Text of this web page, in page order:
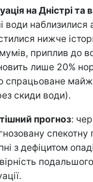
на Дністрі та
води наблизилися
нижче
приплив до
лише 20%
спрацьоване
скиди води).
прогноз:
спекотну
з дефіцитом